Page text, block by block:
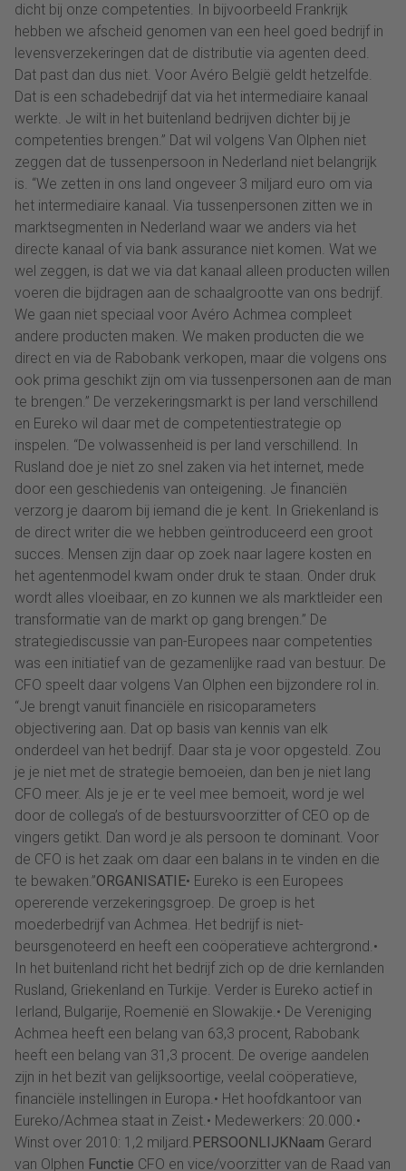
dicht bij onze competenties. In bijvoorbeeld Frankrijk
hebben we afscheid genomen van een heel goed bedrijf in
levensverzekeringen dat de distributie via agenten deed.
Dat past dan dus niet. Voor Avéro België geldt hetzelfde.
Dat is een schadebedrijf dat via het intermediaire kanaal
werkte. Je wilt in het buitenland bedrijven dichter bij je
competenties brengen.” Dat wil volgens Van Olphen niet
zeggen dat de tussenpersoon in Nederland niet belangrijk
is. “We zetten in ons land ongeveer 3 miljard euro om via
het intermediaire kanaal. Via tussenpersonen zitten we in
marktsegmenten in Nederland waar we anders via het
directe kanaal of via bank assurance niet komen. Wat we
wel zeggen, is dat we via dat kanaal alleen producten willen
voeren die bijdragen aan de schaalgrootte van ons bedrijf.
We gaan niet speciaal voor Avéro Achmea compleet
andere producten maken. We maken producten die we
direct en via de Rabobank verkopen, maar die volgens ons
ook prima geschikt zijn om via tussenpersonen aan de man
te brengen.” De verzekeringsmarkt is per land verschillend
en Eureko wil daar met de competentiestrategie op
inspelen. “De volwassenheid is per land verschillend. In
Rusland doe je niet zo snel zaken via het internet, mede
door een geschiedenis van onteigening. Je financiën
verzorg je daarom bij iemand die je kent. In Griekenland is
de direct writer die we hebben geïntroduceerd een groot
succes. Mensen zijn daar op zoek naar lagere kosten en
het agentenmodel kwam onder druk te staan. Onder druk
wordt alles vloeibaar, en zo kunnen we als marktleider een
transformatie van de markt op gang brengen.” De
strategiediscussie van pan-Europees naar competenties
was een initiatief van de gezamenlijke raad van bestuur. De
CFO speelt daar volgens Van Olphen een bijzondere rol in.
“Je brengt vanuit financiële en risicoparameters
objectivering aan. Dat op basis van kennis van elk
onderdeel van het bedrijf. Daar sta je voor opgesteld. Zou
je je niet met de strategie bemoeien, dan ben je niet lang
CFO meer. Als je je er te veel mee bemoeit, word je wel
door de collega’s of de bestuursvoorzitter of CEO op de
vingers getikt. Dan word je als persoon te dominant. Voor
de CFO is het zaak om daar een balans in te vinden en die
te bewaken.”ORGANISATIE• Eureko is een Europees
opererende verzekeringsgroep. De groep is het
moederbedrijf van Achmea. Het bedrijf is niet-
beursgenoteerd en heeft een coöperatieve achtergrond.•
In het buitenland richt het bedrijf zich op de drie kernlanden
Rusland, Griekenland en Turkije. Verder is Eureko actief in
Ierland, Bulgarije, Roemenië en Slowakije.• De Vereniging
Achmea heeft een belang van 63,3 procent, Rabobank
heeft een belang van 31,3 procent. De overige aandelen
zijn in het bezit van gelijksoortige, veelal coöperatieve,
financiële instellingen in Europa.• Het hoofdkantoor van
Eureko/Achmea staat in Zeist.• Medewerkers: 20.000.•
Winst over 2010: 1,2 miljard. PERSOONLIJKNaam Gerard
van Olphen Functie CFO en vice/voorzitter van de Raad van